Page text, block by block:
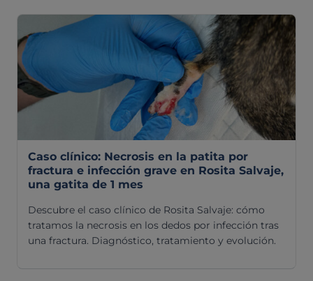
Caso clínico: Necrosis en la patita por
fractura e infección grave en Rosita Salvaje,
una gatita de 1 mes
Descubre el caso clínico de Rosita Salvaje: cómo
tratamos la necrosis en los dedos por infección tras
una fractura. Diagnóstico, tratamiento y evolución.